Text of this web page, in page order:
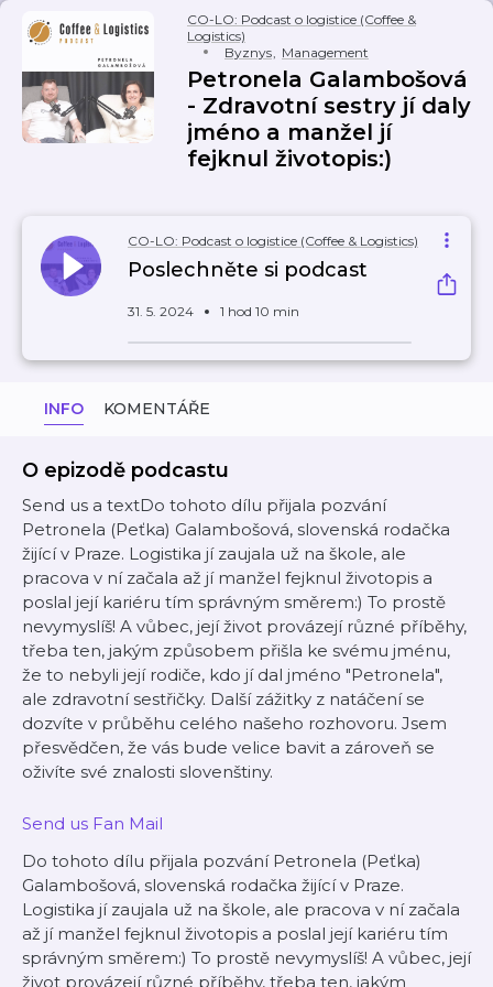
CO-LO: Podcast o logistice (Coffee &
Logistics)
Byznys, Management
Petronela Galambošová
- Zdravotní sestry jí daly
jméno a manžel jí
fejknul životopis:)
CO-LO: Podcast o logistice (Coffee & Logistics)
Poslechněte si podcast
31. 5. 2024 1 hod 10 min
INFO KOMENTÁŘE
O epizodě podcastu
Send us a textDo tohoto dílu přijala pozvání
Petronela (Peťka) Galambošová, slovenská rodačka
žijící v Praze. Logistika jí zaujala už na škole, ale
pracova v ní začala až jí manžel fejknul životopis a
poslal její kariéru tím správným směrem:) To prostě
nevymyslíš! A vůbec, její život provázejí různé příběhy,
třeba ten, jakým způsobem přišla ke svému jménu,
že to nebyli její rodiče, kdo jí dal jméno "Petronela",
ale zdravotní sestřičky. Další zážitky z natáčení se
dozvíte v průběhu celého našeho rozhovoru. Jsem
přesvědčen, že vás bude velice bavit a zároveň se
oživíte své znalosti slovenštiny.
Send us Fan Mail
Do tohoto dílu přijala pozvání Petronela (Peťka)
Galambošová, slovenská rodačka žijící v Praze.
Logistika jí zaujala už na škole, ale pracova v ní začala
až jí manžel fejknul životopis a poslal její kariéru tím
správným směrem:) To prostě nevymyslíš! A vůbec, její
život provázejí různé příběhy, třeba ten, jakým